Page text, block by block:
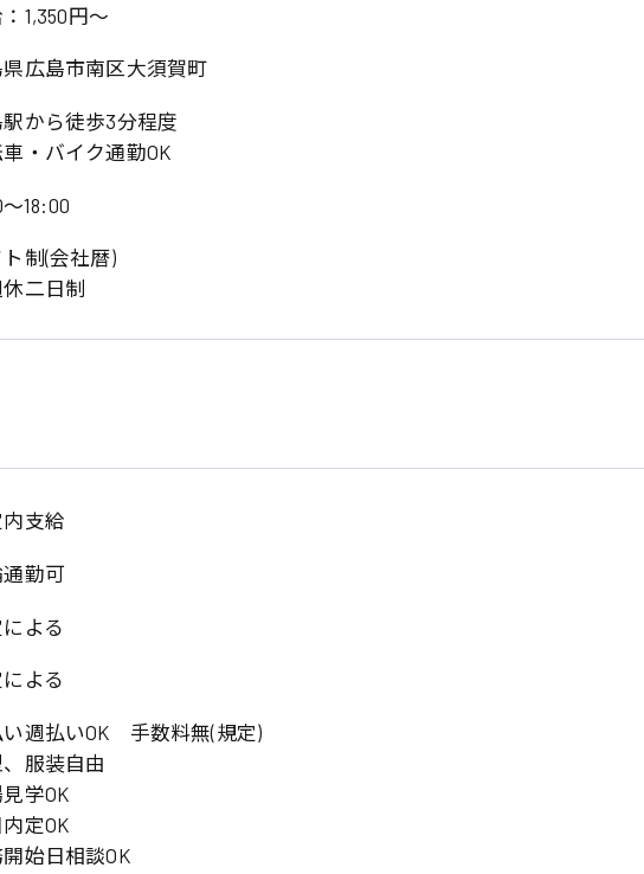
医療系
スワーク系
区
呉市
～
て
て
1,350円～
県広島市南区大須賀町
駅から徒歩3分程度
車・バイク通勤OK
18:00
ト制(会社暦)
二日制
支給
通勤可
よる
よる
い週払いOK 手数料無(規定)
服装自由
学OK
定OK
始日相談OK